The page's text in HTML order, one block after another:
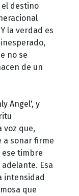
destino
la verdad es
no se
de un
Angel', y
voz que,
a sonar firme
ese timbre
Esa
intensidad
que